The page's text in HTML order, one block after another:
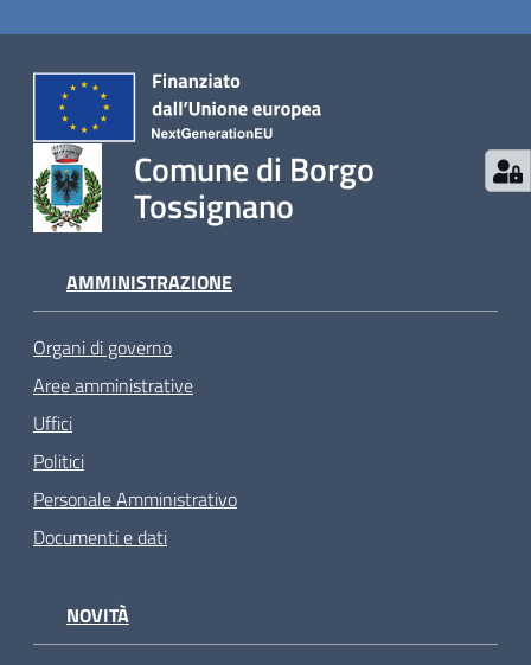
Comune di Borgo
Tossignano
AMMINISTRAZIONE
Organi di governo
Aree amministrative
Uffici
Politici
Personale Amministrativo
Documenti e dati
NOVITÀ